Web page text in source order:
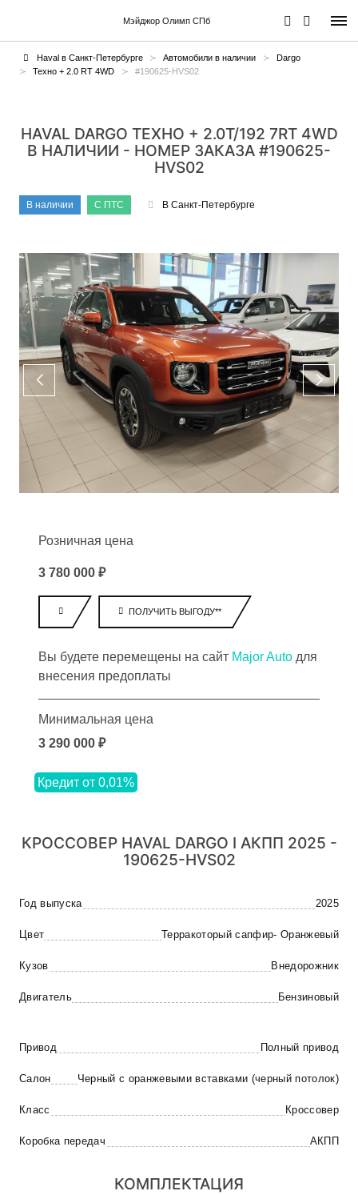
Мэйджор Олимп СПб
Haval в Санкт-Петербурге Автомобили в наличии
Dargo
Техно + 2.0 RT 4WD
#190625-HVS02
HAVAL DARGO ТЕХНО + 2.0T/192 7RT 4WD
В НАЛИЧИИ - НОМЕР ЗАКАЗА #190625-
HVS02
В наличии С ПТС В Санкт-Петербурге
Розничная цена
3 780 000 ₽
ПОЛУЧИТЬ ВЫГОДУ**
Вы будете перемещены на сайт Major Auto для
внесения предоплаты
Минимальная цена
3 290 000 ₽
Кредит от 0,01%
КРОССОВЕР HAVAL DARGO I АКПП 2025 -
190625-HVS02
Год выпуска 2025
Цвет Терракоторый сапфир- Оранжевый
Кузов Внедорожник
Двигатель Бензиновый
Привод Полный привод
Салон Черный с оранжевыми вставками (черный потолок)
Класс Кроссовер
Коробка передач АКПП
КОМПЛЕКТАЦИЯ